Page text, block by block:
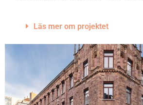
Läs mer om projektet